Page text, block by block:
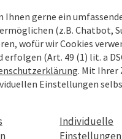
Ihnen gerne ein
(z.B. Chatbot,
wofür wir Cookies
(Art. 49 (1) lit. a
. Mit Ihrer
Einstellungen
Individuelle
Einstellungen